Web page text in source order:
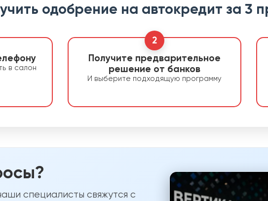
одобрение на автокредит за 3
в салон
2
Получите предварительное
решение от банков
И выберите подходящую программу
специалисты свяжутся с